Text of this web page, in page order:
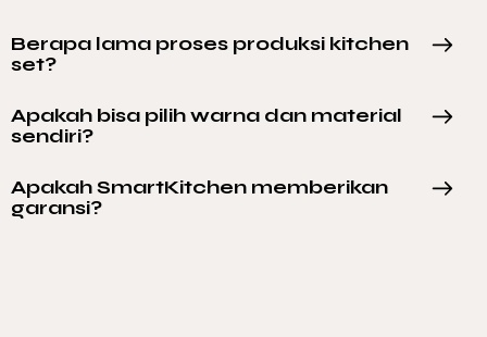
Berapa lama proses produksi kitchen
set?
Apakah bisa pilih warna dan material
sendiri?
Apakah SmartKitchen memberikan
garansi?